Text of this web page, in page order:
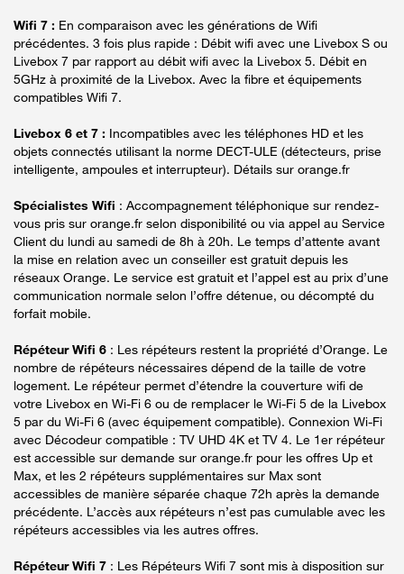
Wifi 7 : En comparaison avec les générations de Wifi
précédentes. 3 fois plus rapide : Débit wifi avec une Livebox S ou
Livebox 7 par rapport au débit wifi avec la Livebox 5. Débit en
5GHz à proximité de la Livebox. Avec la fibre et équipements
compatibles Wifi 7.
Livebox 6 et 7 : Incompatibles avec les téléphones HD et les
objets connectés utilisant la norme DECT-ULE (détecteurs, prise
intelligente, ampoules et interrupteur). Détails sur orange.fr
Spécialistes Wifi : Accompagnement téléphonique sur rendez-
vous pris sur orange.fr selon disponibilité ou via appel au Service
Client du lundi au samedi de 8h à 20h. Le temps d’attente avant
la mise en relation avec un conseiller est gratuit depuis les
réseaux Orange. Le service est gratuit et l’appel est au prix d’une
communication normale selon l’offre détenue, ou décompté du
forfait mobile.
Répéteur Wifi 6 : Les répéteurs restent la propriété d’Orange. Le
nombre de répéteurs nécessaires dépend de la taille de votre
logement. Le répéteur permet d’étendre la couverture wifi de
votre Livebox en Wi-Fi 6 ou de remplacer le Wi-Fi 5 de la Livebox
5 par du Wi-Fi 6 (avec équipement compatible). Connexion Wi-Fi
avec Décodeur compatible : TV UHD 4K et TV 4. Le 1er répéteur
est accessible sur demande sur orange.fr pour les offres Up et
Max, et les 2 répéteurs supplémentaires sur Max sont
accessibles de manière séparée chaque 72h après la demande
précédente. L’accès aux répéteurs n’est pas cumulable avec les
répéteurs accessibles via les autres offres.
Répéteur Wifi 7 : Les Répéteurs Wifi 7 sont mis à disposition sur